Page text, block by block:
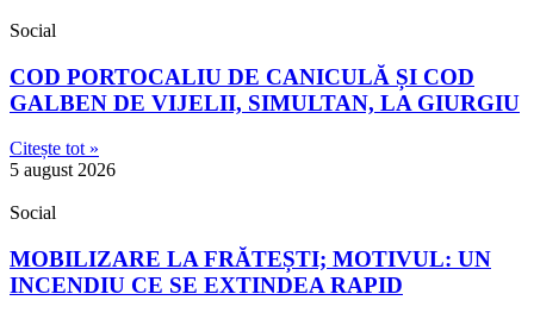
Social
COD PORTOCALIU DE CANICULĂ ȘI COD
GALBEN DE VIJELII, SIMULTAN, LA GIURGIU
Citește tot »
5 august 2026
Social
MOBILIZARE LA FRĂTEȘTI; MOTIVUL: UN
INCENDIU CE SE EXTINDEA RAPID